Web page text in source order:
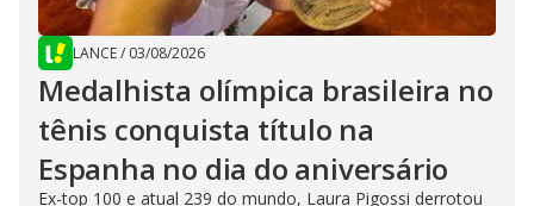
LANCE/ 03/08/2026
Medalhista olímpica brasileira no
tênis conquista título na
Espanha no dia do aniversário
Ex-top 100 e atual 239 do mundo, Laura Pigossi derrotou